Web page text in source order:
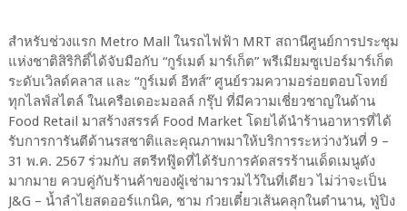
สำหรับช่วงแรก Metro Mall ในรถไฟฟ้า MRT สถานีศูนย์การประชุม
แห่งชาติสิริกิติ์ได้จับมือกับ “กูร์เมต์ มาร์เก็ต” พรีเมียมซูเปอร์มาร์เก็ต
ระดับเวิลด์คลาส และ “กูร์เมต์ อีทส์” ศูนย์รวมความอร่อยตอบโจทย์
ทุกไลฟ์สไตล์ ในเครือเดอะมอลล์ กรุ๊ป ที่มีความเชี่ยวชาญในด้าน
Food Retail มาสร้างสรรค์ Food Market โดยได้นำร้านอาหารที่ได้
รับการการันตีด้านรสชาติและคุณภาพมาให้บริการระหว่างวันที่ 9 –
31 พ.ค. 2567 ร่วมกับ สตรีทฟู๊ดที่ได้รับการคัดสรรร้านเด็ดเมนูดัง
มากมาย ควบคู่กับร้านค้าของผู้เช่ามารวมไว้ในที่เดียว ไม่ว่าจะเป็น
J&G – น้ำลำไยสดออร์แกนิค, ชาม ก๋วยเตี๋ยวเส้นคลุกในตำนาน, ฟู่ปิง